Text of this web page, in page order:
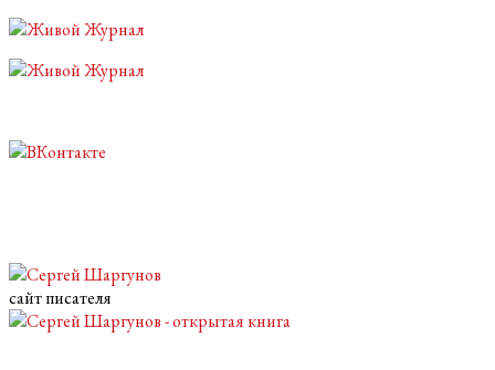
Перейти
основному
сайт писателя